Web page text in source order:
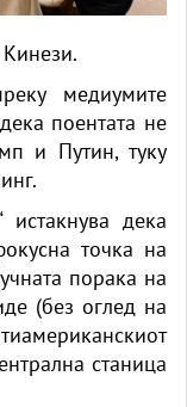
медиумите
поентата не
и Путин, туку
истакнува дека
точка на
порака на
(без оглед на
станица